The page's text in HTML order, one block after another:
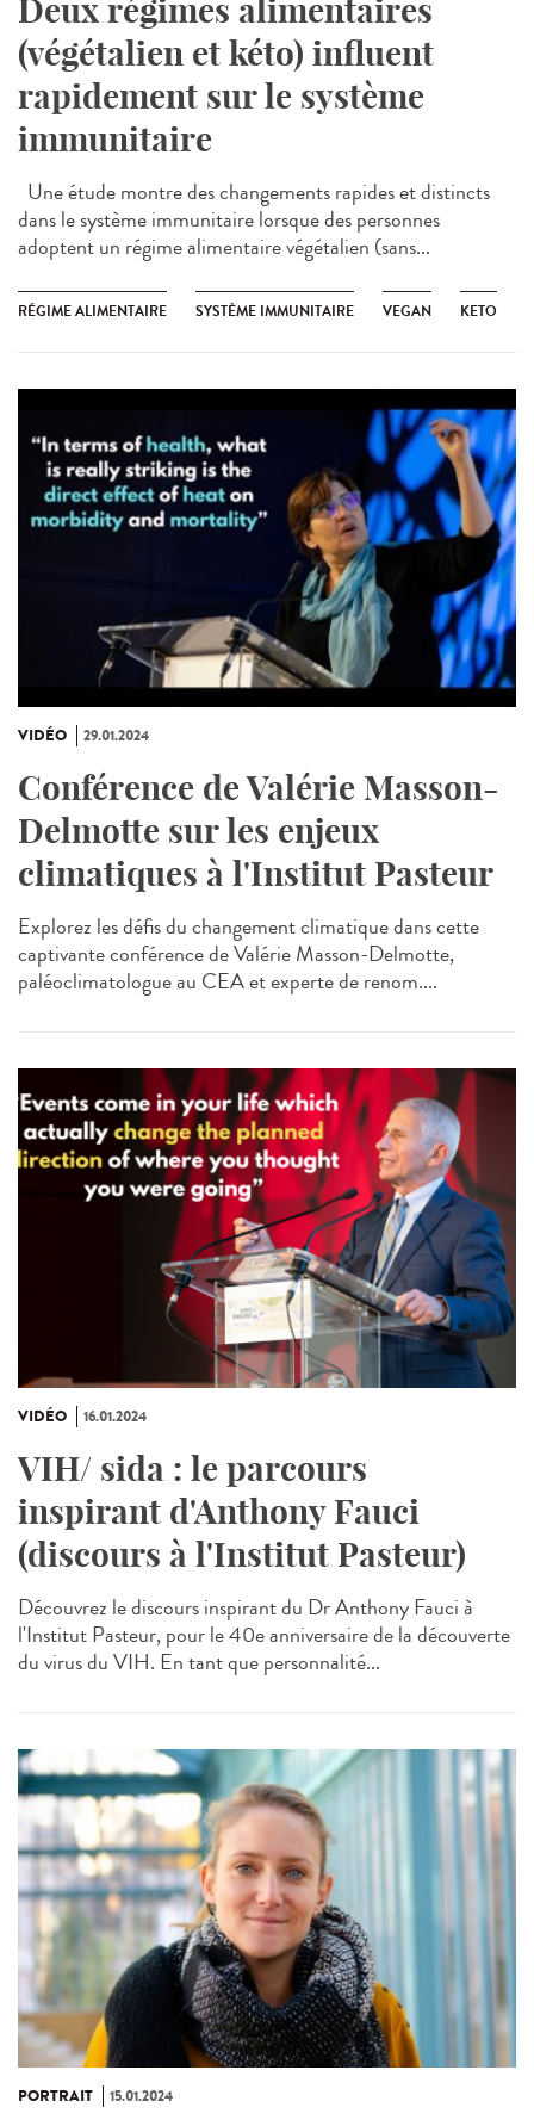
Deux régimes alimentaires
(végétalien et kéto) influent
rapidement sur le système
immunitaire
Une étude montre des changements rapides et distincts
dans le système immunitaire lorsque des personnes
adoptent un régime alimentaire végétalien (sans...
RÉGIME ALIMENTAIRE SYSTÈME IMMUNITAIRE VEGAN KETO
VIDÉO 29.01.2024
Conférence de Valérie Masson-
Delmotte sur les enjeux
climatiques à l'Institut Pasteur
Explorez les défis du changement climatique dans cette
captivante conférence de Valérie Masson-Delmotte,
paléoclimatologue au CEA et experte de renom....
VIDÉO 16.01.2024
VIH/ sida : le parcours
inspirant d'Anthony Fauci
(discours à l'Institut Pasteur)
Découvrez le discours inspirant du Dr Anthony Fauci à
l'Institut Pasteur, pour le 40e anniversaire de la découverte
du virus du VIH. En tant que personnalité...
PORTRAIT 15.01.2024